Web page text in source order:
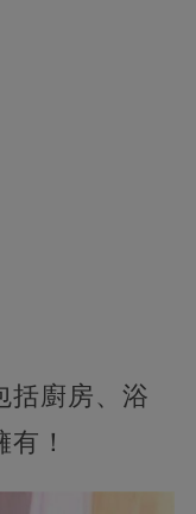
括廚房、浴
！